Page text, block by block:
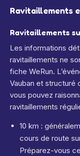
Ravitaillements
Ravitaillements
Les informations
ravitaillements ne
fiche WeRun.
Vauban et structuré
vous pouvez
ravitaillements
10 km :
cours de route
Préparez-vous